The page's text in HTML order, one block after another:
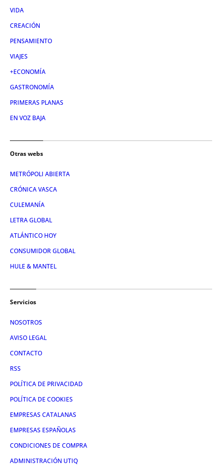
VIDA
CREACIÓN
PENSAMIENTO
VIAJES
+ECONOMÍA
GASTRONOMÍA
PRIMERAS PLANAS
EN VOZ BAJA
Otras webs
METRÓPOLI ABIERTA
CRÓNICA VASCA
CULEMANÍA
LETRA GLOBAL
ATLÁNTICO HOY
CONSUMIDOR GLOBAL
HULE & MANTEL
Servicios
NOSOTROS
AVISO LEGAL
CONTACTO
RSS
POLÍTICA DE PRIVACIDAD
POLÍTICA DE COOKIES
EMPRESAS CATALANAS
EMPRESAS ESPAÑOLAS
CONDICIONES DE COMPRA
ADMINISTRACIÓN UTIQ